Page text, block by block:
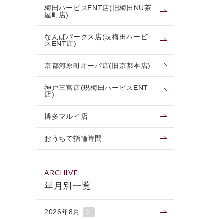
梅田ハービスENT店(旧梅田NU茶
屋町店)
なんばパークス店(現梅田ハービ
スENT店)
京都河原町オーパ店(旧京都本店)
神戸三宮店(現梅田ハービスENT
店)
博多マルイ店
おうちで指輪時間
ARCHIVE
年月別一覧
2026年8月 2